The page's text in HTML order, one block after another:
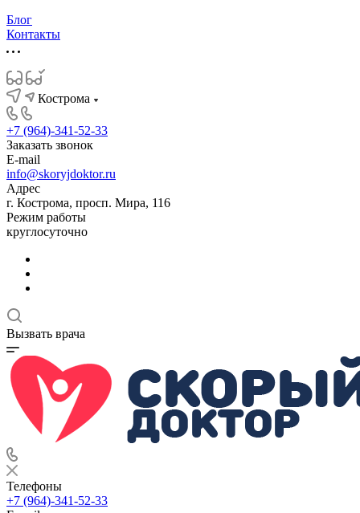
Блог
Контакты
Кострома
+7 (964)-341-52-33
Заказать звонок
E-mail
info@skoryjdoktor.ru
Адрес
г. Кострома, просп. Мира, 116
Режим работы
круглосуточно
Вызвать врача
Телефоны
+7 (964)-341-52-33